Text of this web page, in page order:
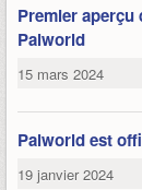
Premier
Palworld
15 mars 2024
Palworld est
19 janvier 2024